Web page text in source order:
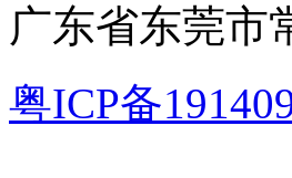
广东省东莞市
粤ICP备